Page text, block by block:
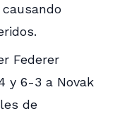
Federer
y 6-3 a Novak
de